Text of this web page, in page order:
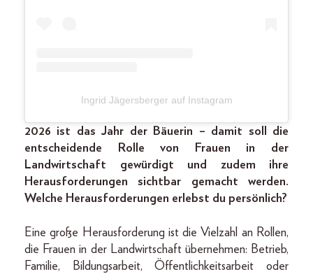
Ingrid Jägersberger auf Instagram
2026 ist das Jahr der Bäuerin – damit soll die
entscheidende Rolle von Frauen in der
Landwirtschaft gewürdigt und zudem ihre
Herausforderungen sichtbar gemacht werden.
Welche Herausforderungen erlebst du persönlich?
Eine große Herausforderung ist die Vielzahl an Rollen,
die Frauen in der Landwirtschaft übernehmen: Betrieb,
Familie, Bildungsarbeit, Öffentlichkeitsarbeit oder